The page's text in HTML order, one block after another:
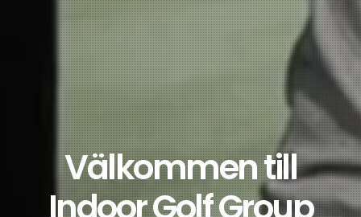
Välkommen till